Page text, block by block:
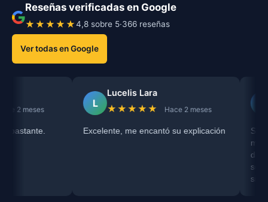
Reseñas verificadas en Google
★★★★★4,8 sobre 5·366 reseñas
Ver todas en Google
Lucelis Lara
★★★★★ Hace 2 meses
Excelente, me encantó su explicación
Servicio
me
darme una
sobre mi
situación